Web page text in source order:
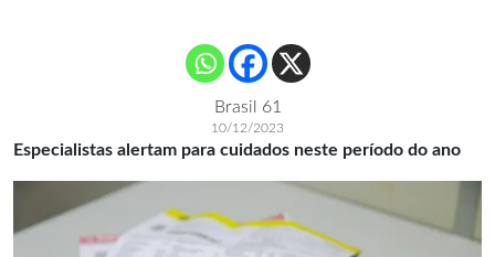
Brasil 61
10/12/2023
Especialistas alertam para cuidados neste período do ano